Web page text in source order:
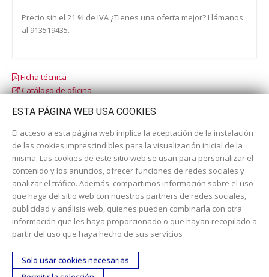
Precio sin el 21 % de IVA ¿Tienes una oferta mejor? Llámanos
al 913519435.
Ficha técnica
Catálogo de oficina
Dirección:c/ Cercedilla nº 14, 28925 Alcorcón
Email:contacta aquí
Teléfono:913519435
ESTA PÁGINA WEB USA COOKIES
El acceso a esta página web implica la aceptación de la instalación
de las cookies imprescindibles para la visualización inicial de la
misma. Las cookies de este sitio web se usan para personalizar el
contenido y los anuncios, ofrecer funciones de redes sociales y
analizar el tráfico. Además, compartimos información sobre el uso
que haga del sitio web con nuestros partners de redes sociales,
publicidad y análisis web, quienes pueden combinarla con otra
información que les haya proporcionado o que hayan recopilado a
partir del uso que haya hecho de sus servicios
Solo usar cookies necesarias